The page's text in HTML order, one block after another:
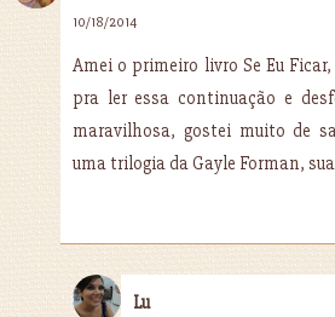
10/18/2014
Amei o primeiro livro Se Eu
pra ler essa continuação e
maravilhosa, gostei muito de
uma trilogia da Gayle Forman,
Lu